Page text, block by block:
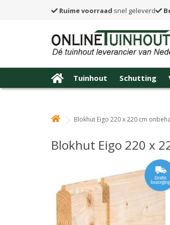
Ruime voorraad snel geleverd
Tuinhout Schutting
Blokhut Eigo 220 x 220 cm
Blokhut Eigo 220 x